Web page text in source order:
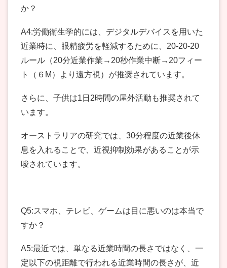
か？
A4:労働衛生学的には、デジタルデバイスを用いた
近業時に、眼精疲労を軽減するために、20-20-20
ルール（20分近業作業→20秒作業中断→20フィー
ト（６M）より遠方視）が推奨されています。
さらに、子供は1日2時間の屋外活動も推奨されて
います。
オーストラリアの研究では、30分程度の近業後休
息を入れることで、近視抑制効果があることが示
唆されています。
Q5:スマホ、テレビ、ゲームは目に悪いのは本当で
すか？
A5:最近では、単なる近業時間の長さではなく、一
定以下の視距離で行われる近業時間の長さが、近